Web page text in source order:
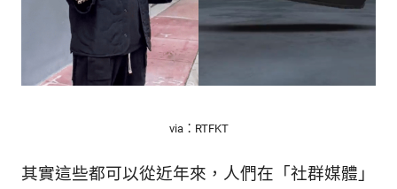
via：RTFKT
其實這些都可以從近年來，人們在「社群媒體」